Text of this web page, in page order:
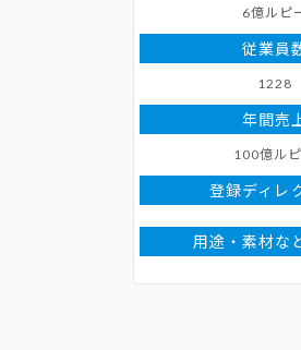
6億ルピ
従業員
1228
年間売
100億ル
登録ディレ
用途・素材な